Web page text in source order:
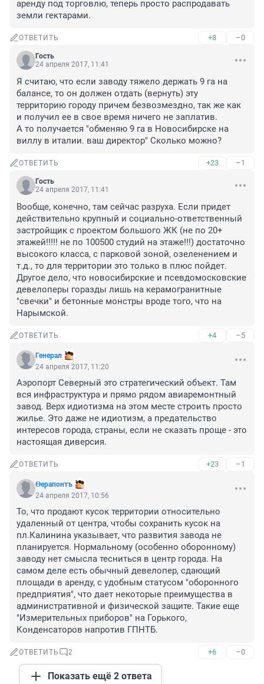
аренду под торговлю, теперь просто распродавать
земли гектарами.
ОТВЕТИТЬ +8 –0
Гость
24 апреля 2017, 11:41
Я считаю, что если заводу тяжело держать 9 га на
балансе, то он должен отдать (вернуть) эту
территорию городу причем безвозмездно, так же как
и получил ее в свое время ничего не заплатив.
А то получается "обменяю 9 га в Новосибирске на
виллу в италии. ваш директор" Сколько можно?
ОТВЕТИТЬ +23 –1
Гость
24 апреля 2017, 11:41
Вообще, конечно, там сейчас разруха. Если придет
действительно крупный и социально-ответственный
застройщик с проектом большого ЖК (не по 20+
этажей!!!!! не по 100500 студий на этаже!!!) достаточно
высокого класса, с парковой зоной, озеленением и
т.д., то для территории это только в плюс пойдет.
Другое дело, что новосибирские и псевдомосковские
девелоперы горазды лишь на керамогранитные
"свечки" и бетонные монстры вроде того, что на
Нарымской.
ОТВЕТИТЬ +4 –5
Генерал
24 апреля 2017, 11:20
Аэропорт Северный это стратегический объект. Там
вся инфраструктура и прямо рядом авиаремонтный
завод. Верх идиотизма на этом месте строить просто
жилье. Это даже не идиотизм, а предательство
интересов города, страны, если не сказать проще - это
настоящая диверсия.
ОТВЕТИТЬ +23 –1
Ѳерапонтъ
24 апреля 2017, 10:56
То, что продают кусок территории относительно
удаленный от центра, чтобы сохранить кусок на
пл.Калинина указывает, что развития завода не
планируется. Нормальному (особенно оборонному)
заводу нет смысла тесниться в центр города. На
самом деле есть обычный девелопер, сдающий
площади в аренду, с удобным статусом "оборонного
предприятия", что дает некоторые преимущества в
административной и физической защите. Такие еще
"Измерительных приборов" на Горького,
Конденсаторов напротив ГПНТБ.
ОТВЕТИТЬ 2 +6 –0
Показать ещё 2 ответа